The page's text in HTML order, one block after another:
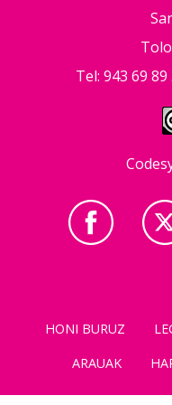
Tel: 943 69 89
HONI BURUZ
ARAUAK